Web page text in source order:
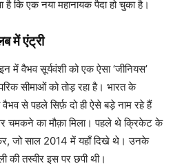
कि एक नया महानायक पैदा हो चुका है।
में एंट्री
वैभव सूर्यवंशी को एक ऐसा ‘जीनियस’
सीमाओं को तोड़ रहा है। भारत के
से पहले सिर्फ़ दो ही ऐसे बड़े नाम रहे हैं
चमकने का मौक़ा मिला। पहले थे क्रिकेट के
जो साल 2014 में यहाँ दिखे थे। उनके
की तस्वीर इस पर छपी थी।